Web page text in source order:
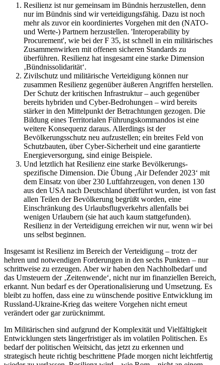
Resilienz ist nur gemeinsam im Bündnis herzustellen, denn
nur im Bündnis sind wir verteidigungsfähig. Dazu ist noch
mehr als zuvor ein koordiniertes Vorgehen mit den (NATO-
und Werte-) Partnern herzustellen. 'Interoperability by
Procurement', wie bei der F 35, ist schnell in ein militärisches
Zusammenwirken mit offenen sicheren Standards zu
überführen. Resilienz hat insgesamt eine starke Dimension
‚Bündnissolidarität‘.
Zivilschutz und militärische Verteidigung können nur
zusammen Resilienz gegenüber äußeren Angriffen herstellen.
Der Schutz der kritischen Infrastruktur – auch gegenüber
bereits hybriden und Cyber-Bedrohungen – wird bereits
stärker in den Mittelpunkt der Betrachtungen gezogen. Die
Bildung eines Territorialen Führungskommandos ist eine
weitere Konsequenz daraus. Allerdings ist der
Bevölkerungsschutz neu aufzustellen; ein breites Feld von
Schutzbauten, über Cyber-Sicherheit und eine garantierte
Energieversorgung, sind einige Beispiele.
Und letztlich hat Resilienz eine starke Bevölkerungs-
spezifische Dimension. Die Übung ‚Air Defender 2023‘ mit
dem Einsatz von über 230 Luftfahrzeugen, von denen 130
aus den USA nach Deutschland überführt wurden, ist von fast
allen Teilen der Bevölkerung begrüßt worden, eine
Einschränkung des Urlaubsflugverkehrs allenfalls bei
wenigen Urlaubern (sie hat auch kaum stattgefunden).
Resilienz in der Verteidigung erreichen wir nur, wenn wir bei
uns selbst beginnen.
Insgesamt ist Resilienz im Bereich der Verteidigung – trotz der
hehren und notwendigen Forderungen in den sechs Punkten – nur
schrittweise zu erzeugen. Aber wir haben den Nachholbedarf und
das Umsteuern der ‚Zeitenwende‘, nicht nur im finanziellen Bereich,
erkannt. Nun bedarf es der Operationalisierung und Umsetzung. Es
bleibt zu hoffen, dass eine zu wünschende positive Entwicklung im
Russland-Ukraine-Krieg das weitere Vorgehen nicht erneut
verändert oder gar zurücknimmt.
Im Militärischen sind aufgrund der Komplexität und Vielfältigkeit
Entwicklungen stets längerfristiger als im volatilen Politischen. Es
bedarf der politischen Weitsicht, das jetzt zu erkennen und
strategisch heute richtig beschrittene Pfade morgen nicht leichtfertig